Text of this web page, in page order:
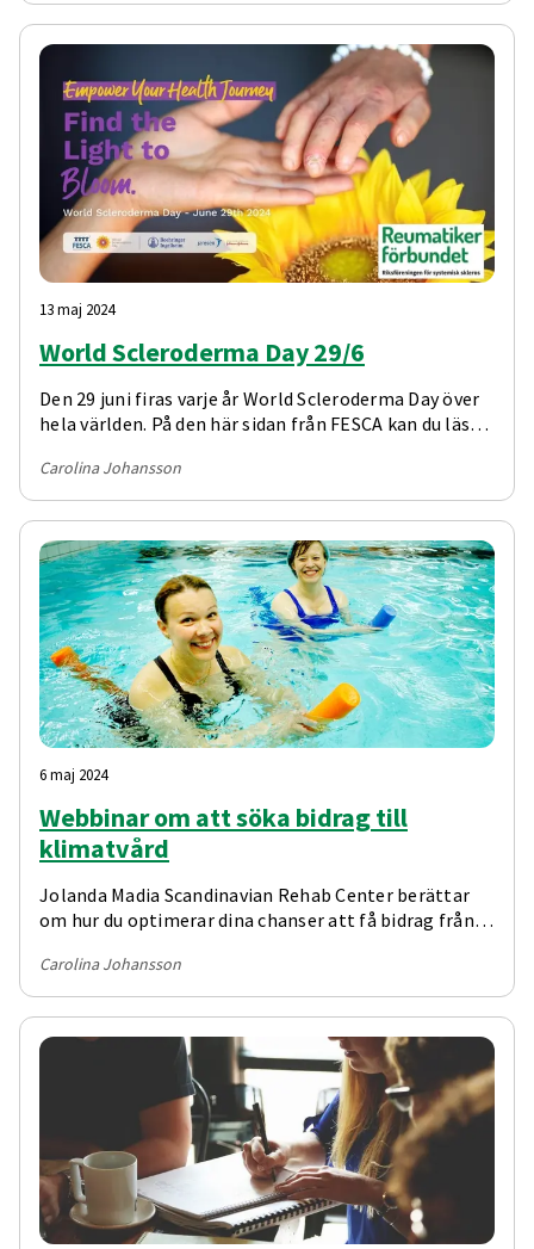
13 maj 2024
World Scleroderma Day 29/6
Den 29 juni firas varje år World Scleroderma Day över
hela världen. På den här sidan från FESCA kan du läsa
varför den firas den 29 juni.
Carolina Johansson
6 maj 2024
Webbinar om att söka bidrag till
klimatvård
Jolanda Madia Scandinavian Rehab Center berättar
om hur du optimerar dina chanser att få bidrag från
Carolina Johansson